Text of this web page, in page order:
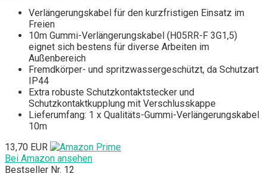
Verlängerungskabel für den kurzfristigen Einsatz im
Freien
10m Gummi-Verlängerungskabel (H05RR-F 3G1,5)
eignet sich bestens für diverse Arbeiten im
Außenbereich
Fremdkörper- und spritzwassergeschützt, da Schutzart
IP44
Extra robuste Schutzkontaktstecker und
Schutzkontaktkupplung mit Verschlusskappe
Lieferumfang: 1 x Qualitäts-Gummi-Verlängerungskabel
10m
13,70 EUR
Bei Amazon ansehen
Bestseller Nr. 12